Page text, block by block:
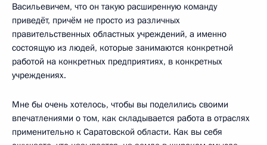
Васильевичем, что он такую расширенную команду
приведёт, причём не просто из различных
правительственных областных учреждений, а именно
состоящую из людей, которые занимаются конкретной
работой на конкретных предприятиях, в конкретных
учреждениях.
Мне бы очень хотелось, чтобы вы поделились своими
впечатлениями о том, как складывается работа в отраслях
применительно к Саратовской области. Как вы себя